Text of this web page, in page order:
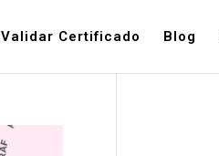
Validar Certificado Blog